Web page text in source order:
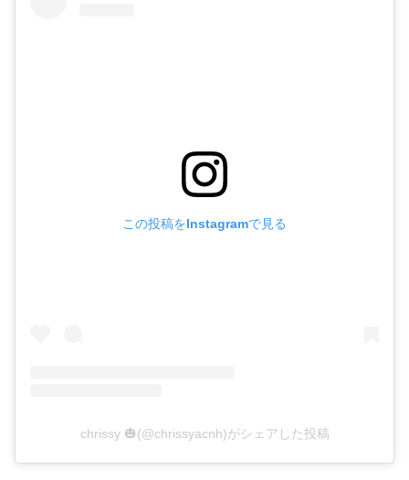
この投稿をInstagramで見る
chrissy 🎃(@chrissyacnh)がシェアした投稿